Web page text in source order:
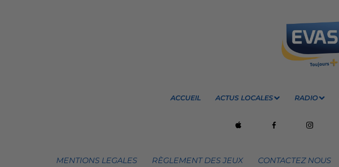
ACCUEIL ACTUS LOCALES RADIO
MENTIONS LEGALES RÈGLEMENT DES JEUX CONTACTEZ NOUS